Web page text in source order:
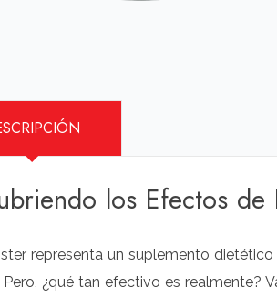
los Efectos de
representa un suplemento
¿qué tan efectivo es realmente?